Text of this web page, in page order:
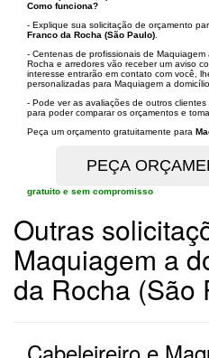
Como funciona?
- Explique sua solicitação de orçamento
Franco da Rocha (São Paulo)
- Centenas de profissionais de
Rocha e arredores vão receber um aviso
interesse entrarão em contato com você,
personalizadas para Maquiagem a domicílio.
- Pode ver as avaliações de outros
para poder comparar os orçamentos e
Peça um orçamento gratuitamente para
gratuito e sem compromisso
Outras
Maquiagem a
da Rocha (São
Cabeleireiro e